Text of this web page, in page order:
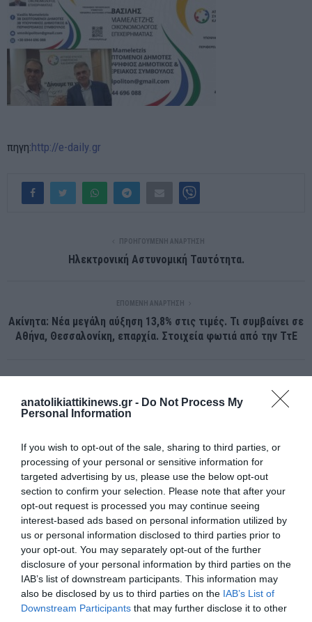
anatolikiattikinews.gr - Do Not Process My
Personal Information
If you wish to opt-out of the sale, sharing to third parties, or
processing of your personal or sensitive information for
targeted advertising by us, please use the below opt-out
section to confirm your selection. Please note that after your
opt-out request is processed you may continue seeing
interest-based ads based on personal information utilized by
us or personal information disclosed to third parties prior to
your opt-out. You may separately opt-out of the further
disclosure of your personal information by third parties on the
IAB’s list of downstream participants. This information may
also be disclosed by us to third parties on the IAB’s List of
Downstream Participants that may further disclose it to other
πηγη:http://e-daily.gr
ΠΡΟΗΓΟΎΜΕΝΗ ΑΝΆΡΤΗΣΗ
Ηλεκτρονική Αστυνομική Ταυτότητα.
ΕΠΌΜΕΝΗ ΑΝΆΡΤΗΣΗ
Ακίνητα: Νέα μεγάλη αύξηση 13,8% στις τιμές. Τι συμβαίνει σε
Αθήνα, Θεσσαλονίκη, επαρχία. Στοιχεία φωτιά από την ΤτΕ